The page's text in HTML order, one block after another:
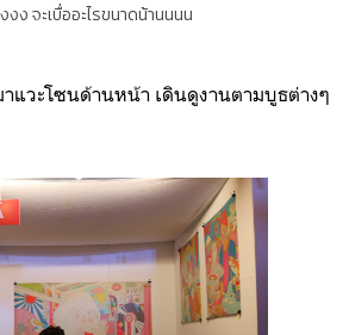
งง จะเบื่ออะไรขนาดน้านนนน
แวะโซนด้านหน้า เดินดูงานตามบูธต่างๆ